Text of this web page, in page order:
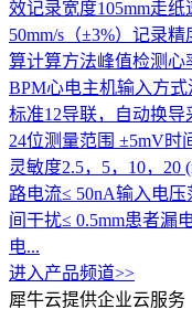
效记录宽度105mm走纸
50mm/s（±3%）记录
算计算方法峰值检测心
BPM心电主机输入方
标准12导联，自动换导
24位测量范围 ±5mV时
灵敏度2.5，5，10，20
路电流≤ 50nA输入电
间干扰≤ 0.5mm患者漏
电...
进入产品频道>>
犀牛云提供企业云服务